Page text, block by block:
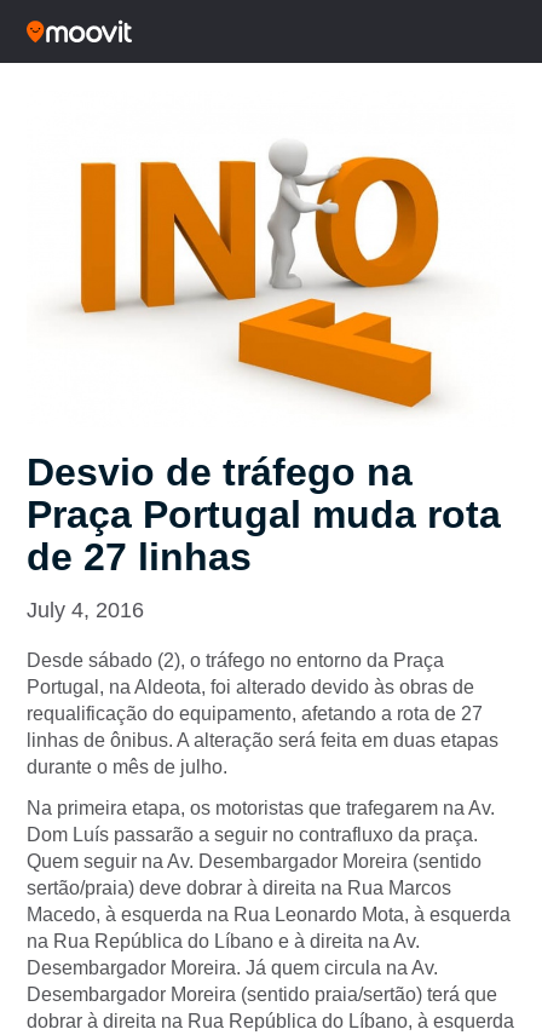
Desvio de tráfego na
Praça Portugal muda rota
de 27 linhas
July 4, 2016
Desde sábado (2), o tráfego no entorno da Praça
Portugal, na Aldeota, foi alterado devido às obras de
requalificação do equipamento, afetando a rota de 27
linhas de ônibus. A alteração será feita em duas etapas
durante o mês de julho.
Na primeira etapa, os motoristas que trafegarem na Av.
Dom Luís passarão a seguir no contrafluxo da praça.
Quem seguir na Av. Desembargador Moreira (sentido
sertão/praia) deve dobrar à direita na Rua Marcos
Macedo, à esquerda na Rua Leonardo Mota, à esquerda
na Rua República do Líbano e à direita na Av.
Desembargador Moreira. Já quem circula na Av.
Desembargador Moreira (sentido praia/sertão) terá que
dobrar à direita na Rua República do Líbano, à esquerda